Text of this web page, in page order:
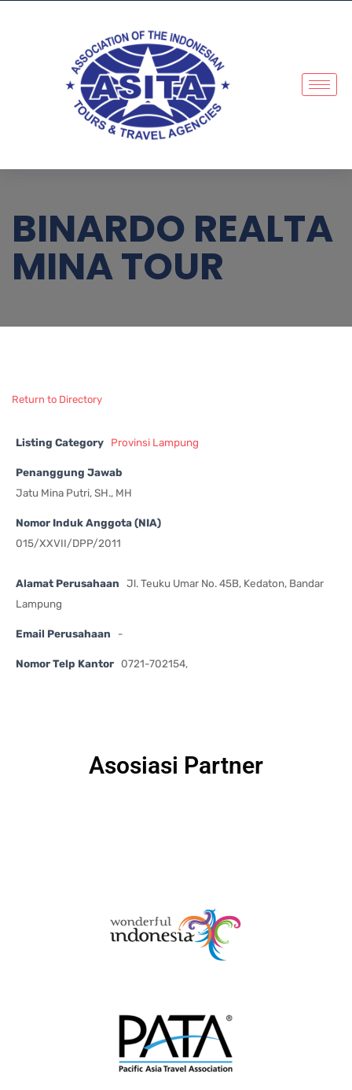
BINARDO REALTA
MINA TOUR
Return to Directory
Listing Category Provinsi Lampung
Penanggung Jawab
Jatu Mina Putri, SH., MH
Nomor Induk Anggota (NIA)
015/XXVII/DPP/2011
Alamat Perusahaan
Jl. Teuku Umar No. 45B, Kedaton, Bandar
Lampung
Email Perusahaan -
Nomor Telp Kantor 0721-702154,
Asosiasi Partner